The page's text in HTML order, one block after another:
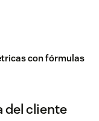
con fórmulas
del cliente